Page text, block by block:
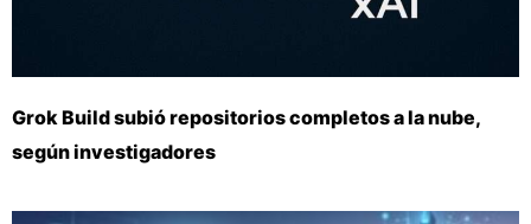
Grok Build subió repositorios completos a la nube,
según investigadores